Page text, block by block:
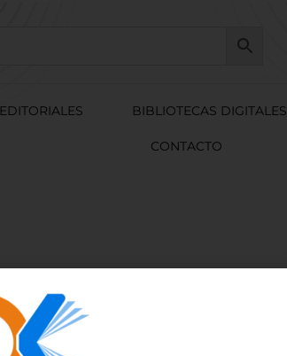
EDITORIALES BIBLIOTECAS DIGITALES
CONTACTO